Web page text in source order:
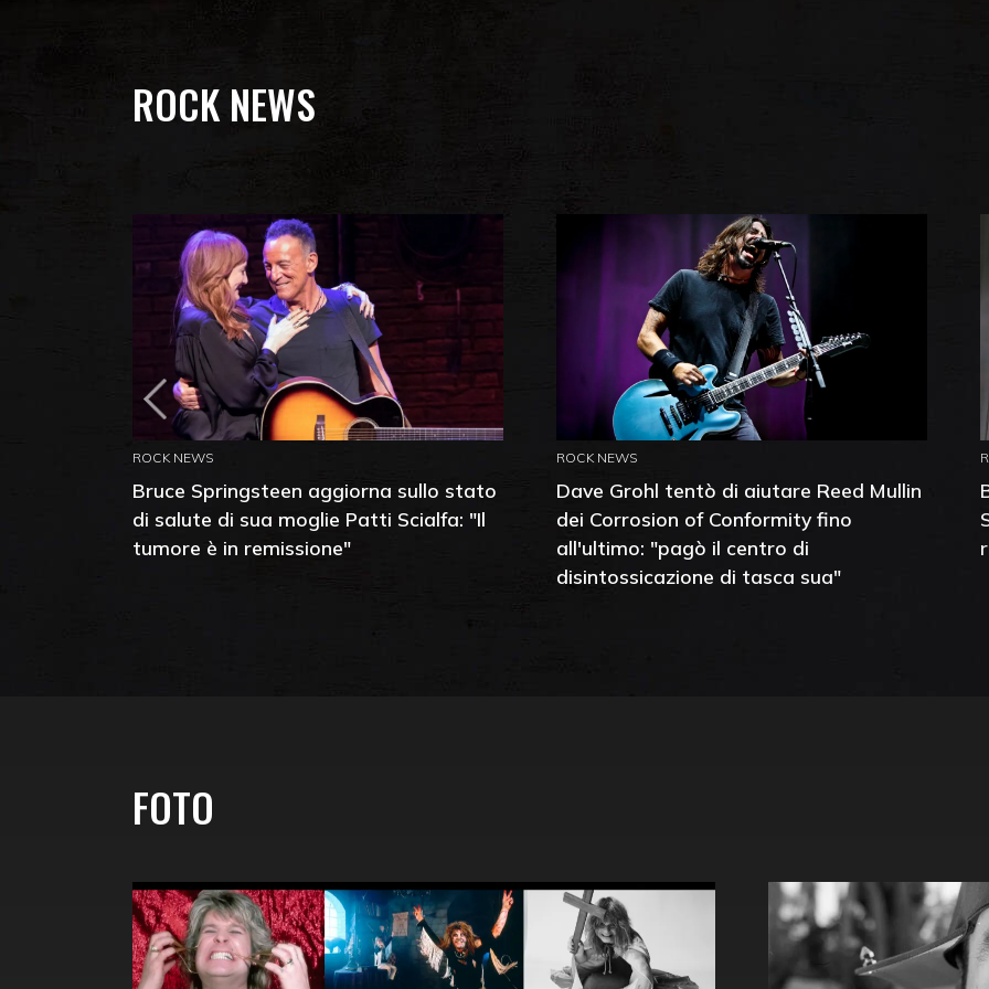
ROCK NEWS
ROCK NEWS
Bruce Springsteen aggiorna sullo stato
di salute di sua moglie Patti Scialfa: "Il
tumore è in remissione"
ROCK NEWS
Dave Grohl tentò di aiutare Reed Mullin
dei Corrosion of Conformity fino
all'ultimo: "pagò il centro di
disintossicazione di tasca sua"
FOTO